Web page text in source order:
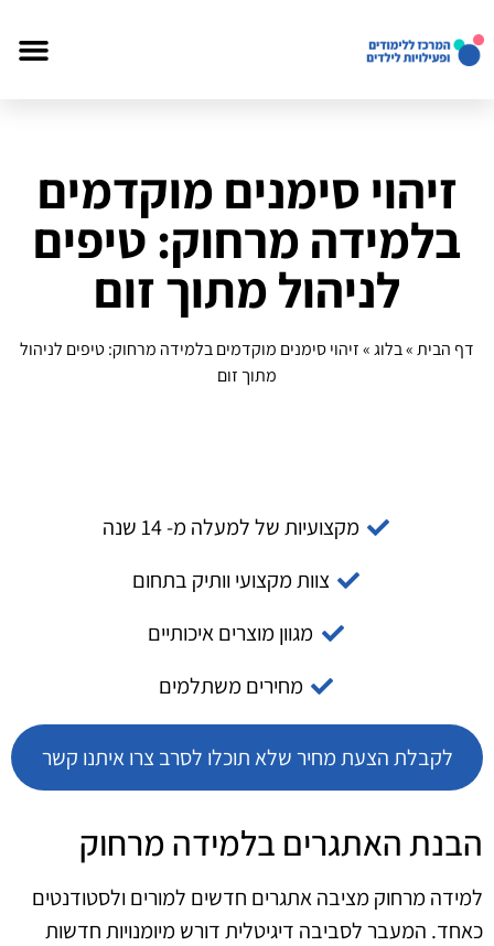
זיהוי סימנים מוקדמים
בלמידה מרחוק: טיפים
לניהול מתוך זום
דף הבית»בלוג»זיהוי סימנים מוקדמים בלמידה מרחוק: טיפים לניהול
מתוך זום
מקצועיות של למעלה מ- 14 שנה
צוות מקצועי וותיק בתחום
מגוון מוצרים איכותיים
מחירים משתלמים
לקבלת הצעת מחיר שלא תוכלו לסרב צרו איתנו קשר
הבנת האתגרים בלמידה מרחוק
למידה מרחוק מציבה אתגרים חדשים למורים ולסטודנטים
כאחד. המעבר לסביבה דיגיטלית דורש מיומנויות חדשות